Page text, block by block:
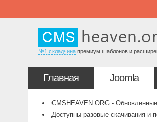
№1 складчина премиум шаблонов и
Главная Joomla
CMSHEAVEN.ORG -
Доступны разовые скачивания и